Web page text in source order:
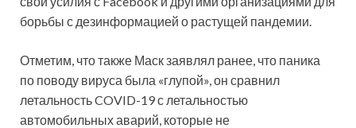
борьбы с дезинформацией о растущей пандемии.
Отметим, что также Маск заявлял ранее, что паника
по поводу вируса была «глупой», он сравнил
летальность COVID-19 с летальностью
автомобильных аварий, которые не